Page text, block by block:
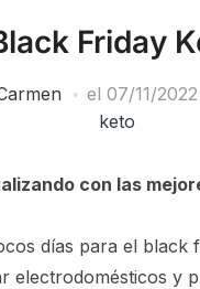
Friday
el 07/11/2022
keto
con las
días para el black
electrodomésticos y